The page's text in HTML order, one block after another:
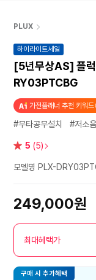
PLUX
하이라이트세일
[5년무상AS] 플
RY03PTCBG
가전플래너 추천 키워드
#무타공무설치 #저소
별 5 (5)
모델명 PLX-
249,000원
최대혜택가
구매 시 추가혜택